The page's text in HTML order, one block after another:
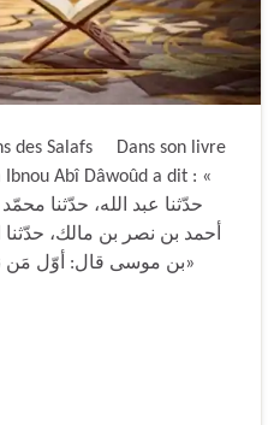
des Salafs Dans son livre
Abî Dâwoûd a dit : «
حدّثنا عبد الله، حدّثنا
أحمد بن نصر بن مالك،
بن موسى قال: أوّل مَن